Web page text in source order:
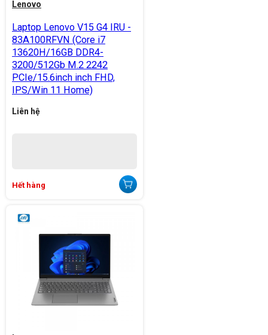
Lenovo
Laptop Lenovo V15 G4 IRU -
83A100RFVN (Core i7
13620H/16GB DDR4-
3200/512Gb M.2 2242
PCIe/15.6inch inch FHD,
IPS/Win 11 Home)
Liên hệ
Hết hàng